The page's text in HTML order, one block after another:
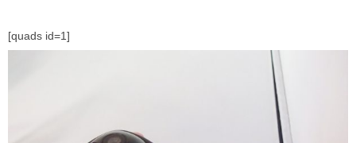
[quads id=1]